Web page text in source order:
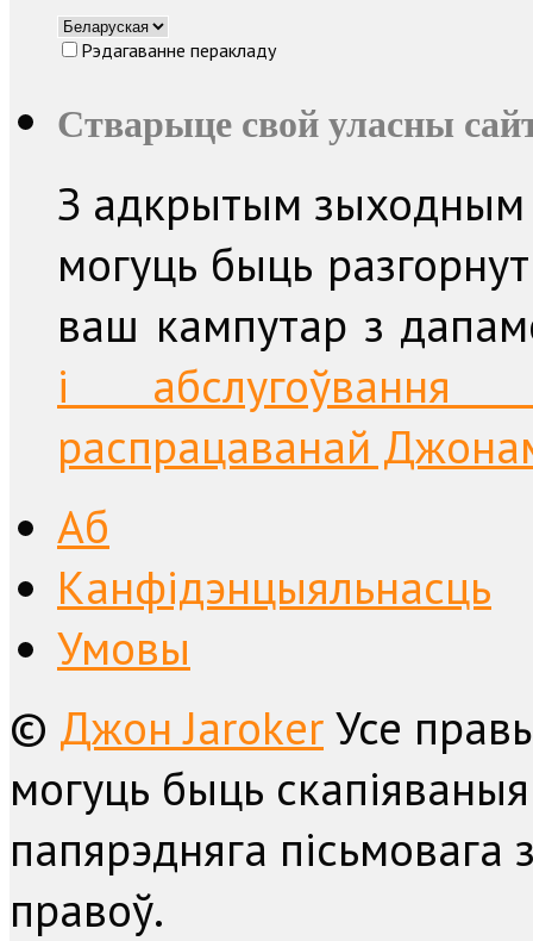
Рэдагаванне перакладу
Стварыце свой уласны
З адкрытым зыходным
могуць быць
ваш кампутар з
і абслугоўвання
распрацаванай
Аб
Канфідэнцыяльнасць
Умовы
© Джон JarokerУсе
могуць быць
папярэдняга пісьмовага
правоў.